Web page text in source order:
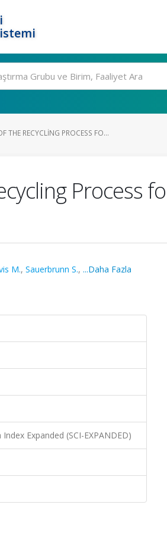
THE RECYCLING PROCESS FO...
Process
M., Sauerbrunn S., ...Daha Fazla
Expanded (SCI-EXPANDED)